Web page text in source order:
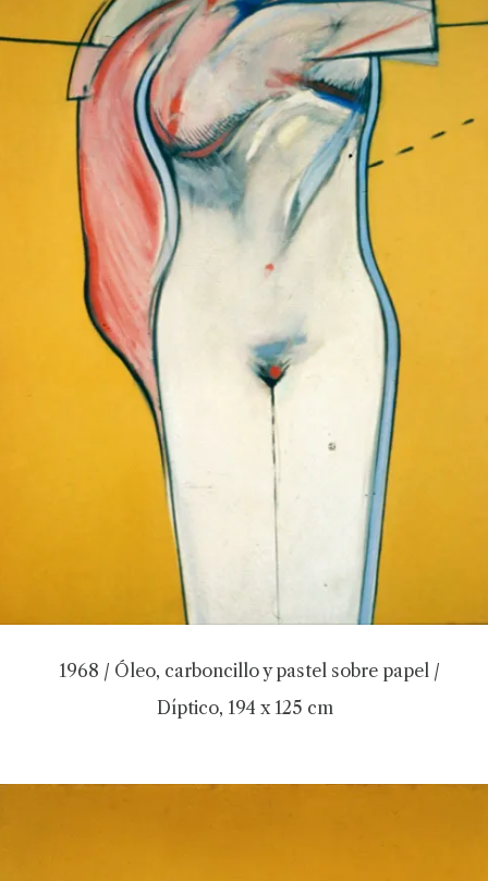
1968 / Óleo, carboncillo y pastel sobre papel /
Díptico, 194 x 125 cm